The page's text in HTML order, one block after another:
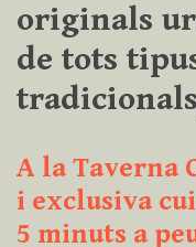
originals
de tots
A la Taverna
i exclusiva
5 minuts a